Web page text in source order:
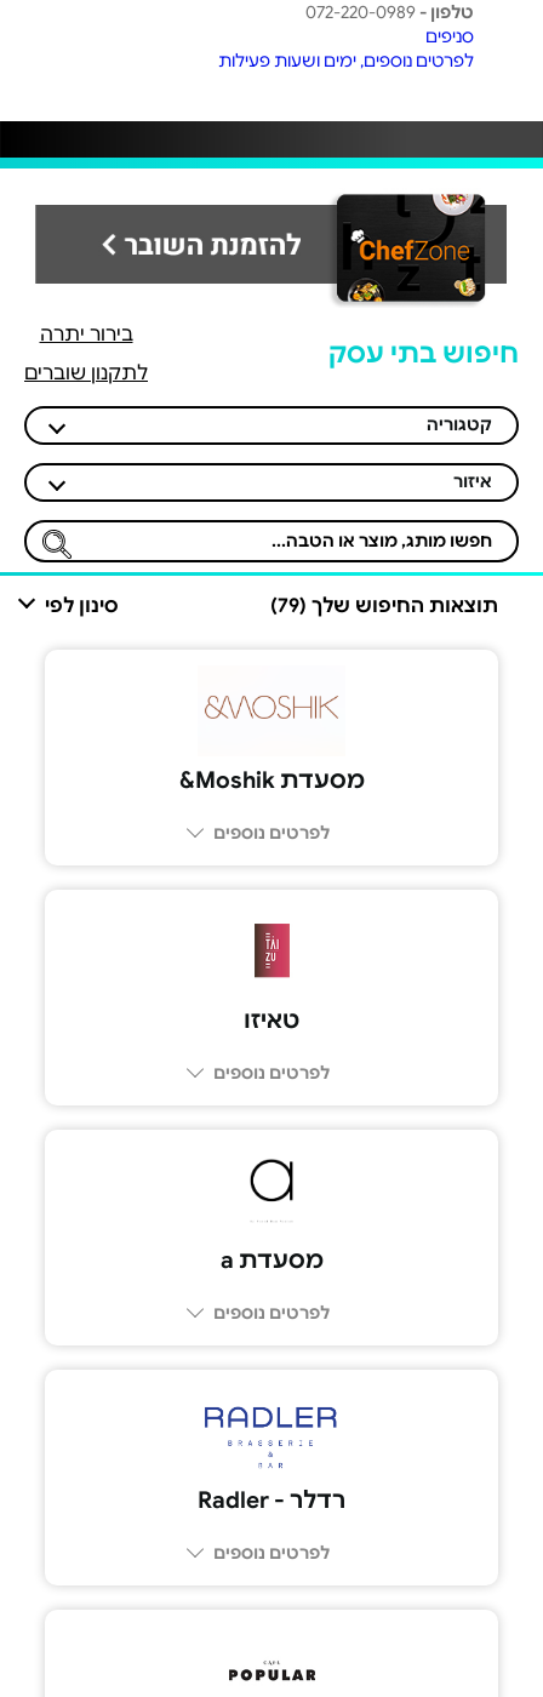
טלפון -072-220-0989
סניפים
לפרטים נוספים, ימים ושעות פעילות
חיפוש בתי עסק
בירור יתרה
לתקנון שוברים
קטגוריה
איזור
תוצאות החיפוש שלך (79) סינון לפי
מסעדת Moshik&
לפרטים נוספים
טאיזו
לפרטים נוספים
מסעדת a
לפרטים נוספים
רדלר - Radler
לפרטים נוספים